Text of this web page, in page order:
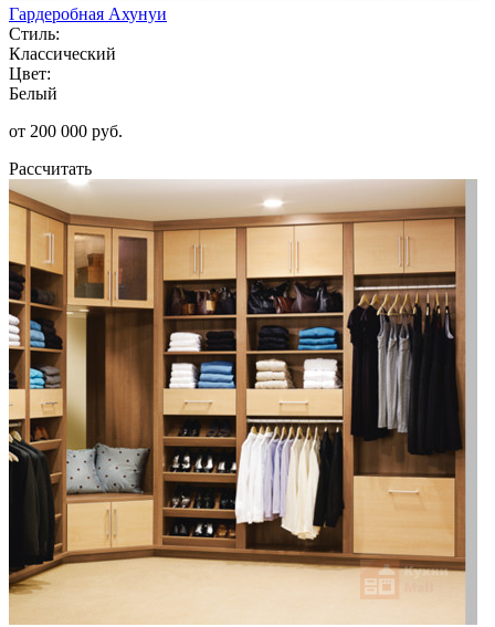
Гардеробная Ахунуи
Стиль:
Классический
Цвет:
Белый
от 200 000 руб.
Рассчитать